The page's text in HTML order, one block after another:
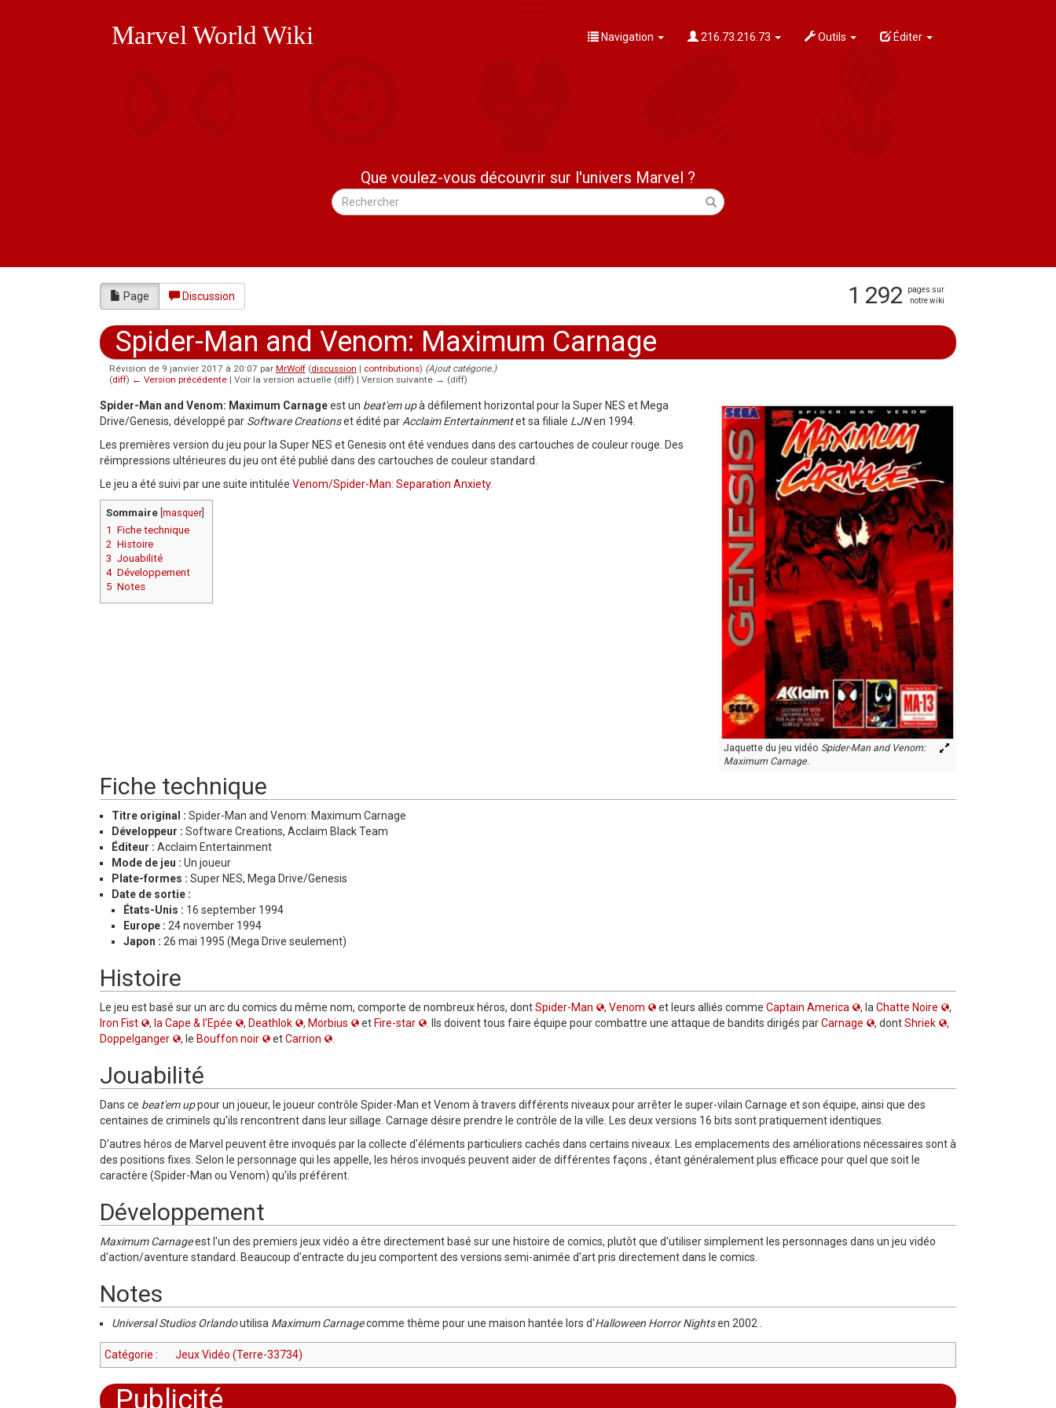
Marvel World Wiki Navigation 216.73.216.73 Outils Éditer
Que voulez-vous découvrir sur l'univers Marvel ?
Page Discussion 1 292
pages sur
notre wiki
Spider-Man and Venom: Maximum Carnage
Révision de 9 janvier 2017 à 20:07 par MrWolf (discussion | contributions) (Ajout catégorie.)
(diff) ← Version précédente| Voir la version actuelle (diff) | Version suivante → (diff)
Jaquette du jeu vidéo Spider-Man and Venom:
Maximum Carnage.
Spider-Man and Venom: Maximum Carnageest un beat'em upà défilement horizontal pour la Super NES et Mega
Drive/Genesis, développé par Software Creationset édité par Acclaim Entertainmentet sa filiale LJNen 1994.
Les premières version du jeu pour la Super NES et Genesis ont été vendues dans des cartouches de couleur rouge. Des
réimpressions ultérieures du jeu ont été publié dans des cartouches de couleur standard.
Le jeu a été suivi par une suite intitulée Venom/Spider-Man: Separation Anxiety.
Sommaire masquer
1 Fiche technique
2 Histoire
3 Jouabilité
4 Développement
5 Notes
Fiche technique
Titre original : Spider-Man and Venom: Maximum Carnage
Développeur : Software Creations, Acclaim Black Team
Éditeur : Acclaim Entertainment
Mode de jeu : Un joueur
Plate-formes : Super NES, Mega Drive/Genesis
Date de sortie :
États-Unis : 16 september 1994
Europe : 24 november 1994
Japon : 26 mai 1995 (Mega Drive seulement)
Histoire
Le jeu est basé sur un arc du comics du même nom, comporte de nombreux héros, dontSpider-Man , Venom et leurs alliés comme Captain America , laChatte Noire
,
Iron Fist
, la Cape & l'Epée , Deathlok , Morbius et Fire-star . Ils doivent tous faire équipe pour combattre une attaque de bandits dirigés parCarnage , dontShriek
,
Doppelganger
, le Bouffon noir etCarrion .
Jouabilité
Dans ce beat'em uppour un joueur, le joueur contrôle Spider-Man et Venom à travers différents niveaux pour arrêter le super-vilain Carnage et son équipe, ainsi que des
centaines de criminels qu'ils rencontrent dans leur sillage. Carnage désire prendre le contrôle de la ville. Les deux versions 16 bits sont pratiquement identiques.
D'autres héros de Marvel peuvent être invoqués par la collecte d'éléments particuliers cachés dans certains niveaux. Les emplacements des améliorations nécessaires sont à
des positions fixes. Selon le personnage qui les appelle, les héros invoqués peuvent aider de différentes façons , étant généralement plus efficace pour quel que soit le
caractère (Spider-Man ou Venom) qu'ils préférent.
Développement
Maximum Carnageest l'un des premiers jeux vidéo a être directement basé sur une histoire de comics, plutôt que d'utiliser simplement les personnages dans un jeu vidéo
d'action/aventure standard. Beaucoup d'entracte du jeu comportent des versions semi-animée d'art pris directement dans le comics.
Notes
Universal Studios Orlandoutilisa Maximum Carnagecomme thème pour une maison hantée lors d'Halloween Horror Nightsen 2002 .
Catégorie : Jeux Vidéo (Terre-33734)
Publicité